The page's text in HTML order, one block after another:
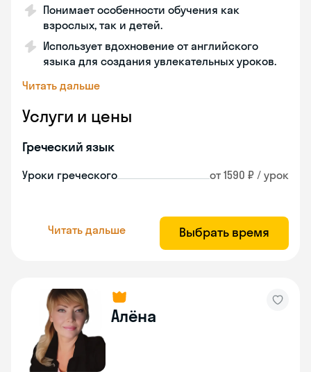
Понимает особенности обучения как
взрослых, так и детей.
Использует вдохновение от английского
языка для создания увлекательных уроков.
Читать дальше
Услуги и цены
Греческий язык
Уроки греческого от 1590 ₽ / урок
Читать дальше Выбрать время
Алёна